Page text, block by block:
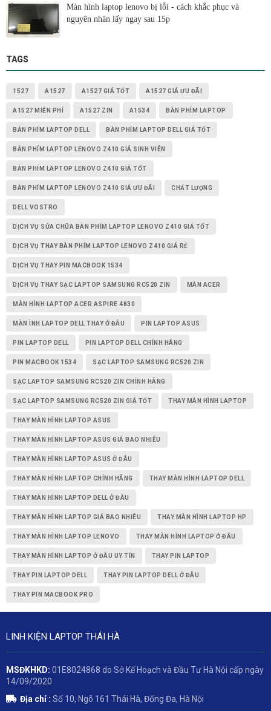
Màn hình laptop lenovo bị lỗi - cách khắc phục và
nguyên nhân lấy ngay sau 15p
TAGS
1527 A1527 A1527 GIÁ TỐT A1527 GIÁ ƯU ĐÃI
A1527 MIỄN PHÍ A1527 ZIN A1534 BÀN PHÍM LAPTOP
BÀN PHÍM LAPTOP DELL BÀN PHÍM LAPTOP DELL GIÁ TỐT
BÀN PHÍM LAPTOP LENOVO Z410 GIÁ SINH VIÊN
BÀN PHÍM LAPTOP LENOVO Z410 GIÁ TỐT
BÀN PHÍM LAPTOP LENOVO Z410 GIÁ ƯU ĐÃI CHẤT LƯỢNG
DELL VOSTRO
DỊCH VỤ SỬA CHỮA BÀN PHÍM LAPTOP LENOVO Z410 GIÁ TỐT
DỊCH VỤ THAY BÀN PHÍM LAPTOP LENOVO Z410 GIÁ RẺ
DỊCH VỤ THAY PIN MACBOOK 1534
DỊCH VỤ THAY SẠC LAPTOP SAMSUNG RC520 ZIN MÀN ACER
MÀN HÌNH LAPTOP ACER ASPIRE 4830
MÀN ÌNH LAPTOP DELL THAY Ở ĐÂU PIN LAPTOP ASUS
PIN LAPTOP DELL PIN LAPTOP DELL CHÍNH HÃNG
PIN MACBOOK 1534 SẠC LAPTOP SAMSUNG RC520 ZIN
SẠC LAPTOP SAMSUNG RC520 ZIN CHÍNH HÃNG
SẠC LAPTOP SAMSUNG RC520 ZIN GIÁ TỐT THAY MÀN HÌNH LAPTOP
THAY MÀN HÌNH LAPTOP ASUS
THAY MÀN HÌNH LAPTOP ASUS GIÁ BAO NHIÊU
THAY MÀN HÌNH LAPTOP ASUS Ở ĐÂU
THAY MÀN HÌNH LAPTOP CHÍNH HÃNG THAY MÀN HÌNH LAPTOP DELL
THAY MÀN HÌNH LAPTOP DELL Ở ĐÂU
THAY MÀN HÌNH LAPTOP GIÁ BAO NHIÊU THAY MÀN HÌNH LAPTOP HP
THAY MÀN HÌNH LAPTOP LENOVO THAY MÀN HÌNH LAPTOP Ở ĐÂU
THAY MÀN HÌNH LAPTOP Ở ĐÂU UY TÍN THAY PIN LAPTOP
THAY PIN LAPTOP DELL THAY PIN LAPTOP DELL Ở ĐÂU
THAY PIN MACBOOK PRO
LINH KIỆN LAPTOP THÁI HÀ
MSĐKHKD: 01E8024868 do Sở Kế Hoạch và Đầu Tư Hà Nội cấp ngày
14/09/2020
Địa chỉ : Số 10, Ngõ 161 Thái Hà, Đống Đa, Hà Nội